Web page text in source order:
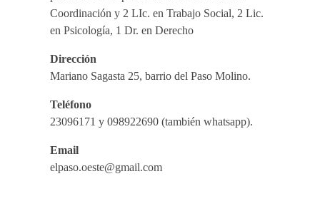
Coordinación y 2 LIc. en Trabajo Social, 2 Lic.
en Psicología, 1 Dr. en Derecho
Dirección
Mariano Sagasta 25, barrio del Paso Molino.
Teléfono
23096171 y 098922690 (también whatsapp).
Email
elpaso.oeste@gmail.com